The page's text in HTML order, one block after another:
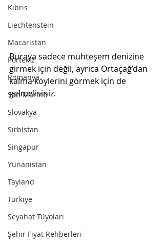
Kıbrıs
Liechtenstein
Macaristan
Portekiz
Romanya
San Marino
Slovakya
Sırbistan
Singapur
Yunanistan
Tayland
Türkiye
Seyahat Tüyoları
Şehir Fiyat Rehberleri
Buraya sadece muhteşem denizine
girmek için değil, ayrıca Ortaçağ’dan
kalma köylerini görmek için de
gelmelisiniz.